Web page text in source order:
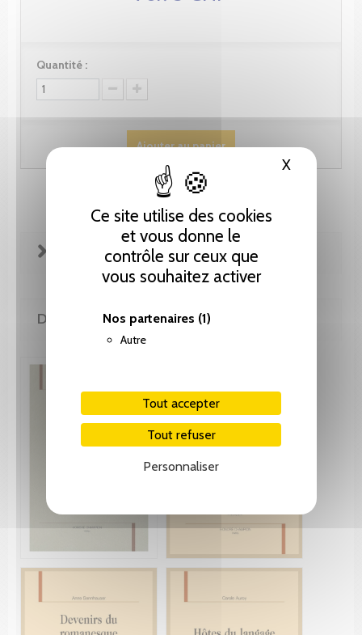
Ce site utilise des cookies
et vous donne le
contrôle sur ceux que
vous souhaitez activer
Nos partenaires (1)
Autre
Tout accepter
Tout refuser
Personnaliser
XMasquer
Quantité :
Ajouter au panier
FICHE TECHNIQUE
DE LA MÊME COLLECTION